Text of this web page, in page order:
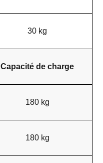
30 kg
Capacité de charge
180 kg
180 kg